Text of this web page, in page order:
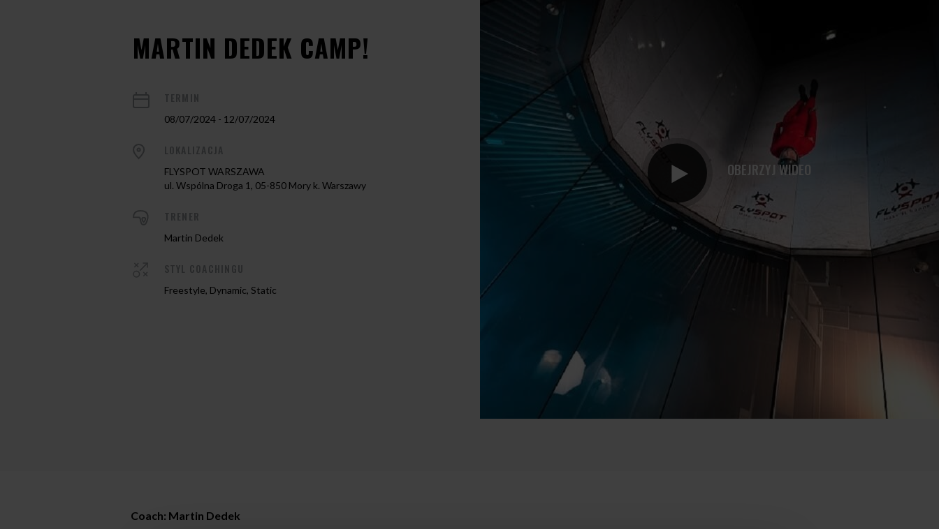
MARTIN DEDEK CAMP!
08/07/2024 - 12/07/2024
FLYSPOT WARSZAWA
ul. Wspólna Droga 1, 05-850 Mory k. Warszawy
Martin Dedek
Freestyle, Dynamic, Static
OBEJRZYJ WIDEO
Coach: Martin Dedek